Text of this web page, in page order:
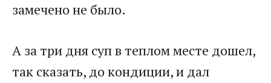
замечено не было.
А за три дня суп в теплом месте дошел,
так сказать, до кондиции, и дал